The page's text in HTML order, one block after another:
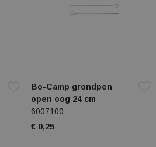
Bo-Camp grondpen
open oog 24 cm
6007100
€ 0,25